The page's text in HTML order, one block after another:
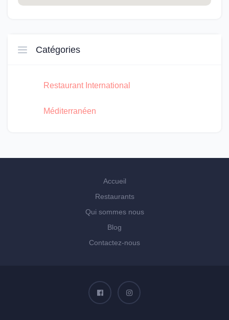
Catégories
Restaurant International
Méditerranéen
Accueil
Restaurants
Qui sommes nous
Blog
Contactez-nous